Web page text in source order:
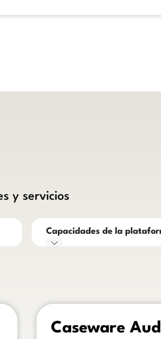
y servicios
Capacidades de la
Caseware
This is some text inside of a div